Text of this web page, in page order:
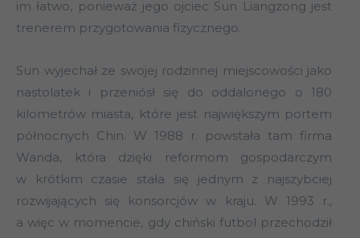
im łatwo, ponieważ jego ojciec Sun Liangzong jest
trenerem przygotowania fizycznego.
Sun wyjechał ze swojej rodzinnej miejscowości jako
nastolatek i przeniósł się do oddalonego o 180
kilometrów miasta, które jest największym portem
północnych Chin. W 1988 r. powstała tam firma
Wanda, która dzięki reformom gospodarczym
w krótkim czasie stała się jednym z najszybciej
rozwijających się konsorcjów w kraju. W 1993 r.,
a więc w momencie, gdy chiński futbol przechodził